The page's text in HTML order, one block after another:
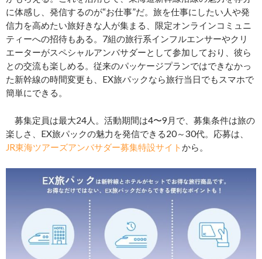
に体感し、発信するのが“お仕事”だ。旅を仕事にしたい人や発
信力を高めたい旅好きな人が集まる、限定オンラインコミュニ
ティーへの招待もある。7組の旅行系インフルエンサーやクリ
エーターがスペシャルアンバサダーとして参加しており、彼ら
との交流も楽しめる。従来のパッケージプランではできなかっ
た新幹線の時間変更も、EX旅パックなら旅行当日でもスマホで
簡単にできる。
募集定員は最大24人。活動期間は4〜9月で、募集条件は旅の
楽しさ、EX旅パックの魅力を発信できる20～30代。応募は、
JR東海ツアーズアンバサダー募集特設サイトから。